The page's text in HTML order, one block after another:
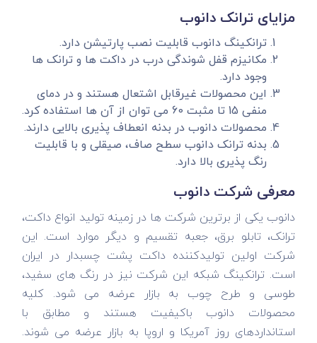
مزایای ترانک دانوب
ترانکینگ دانوب قابلیت نصب پارتیشن دارد.
مکانیزم قفل شوندگی درب در داکت ها و ترانک ها
وجود دارد.
این محصولات غیرقابل اشتعال هستند و در دمای
منفی 15 تا مثبت 60 می توان از آن ها استفاده کرد.
محصولات دانوب در بدنه انعطاف پذیری بالایی دارند.
بدنه ترانک دانوب سطح صاف، صیقلی و با قابلیت
رنگ پذیری بالا دارد.
معرفی شرکت دانوب
دانوب یکی از برترین شرکت ها در زمینه تولید انواع داکت،
ترانک، تابلو برق، جعبه تقسیم و دیگر موارد است. این
شرکت اولین تولیدکننده داکت پشت چسبدار در ایران
است. ترانکینگ شبکه این شرکت نیز در رنگ های سفید،
طوسی و طرح چوب به بازار عرضه می شود. کلیه
محصولات دانوب باکیفیت هستند و مطابق با
استانداردهای روز آمریکا و اروپا به بازار عرضه می شوند.